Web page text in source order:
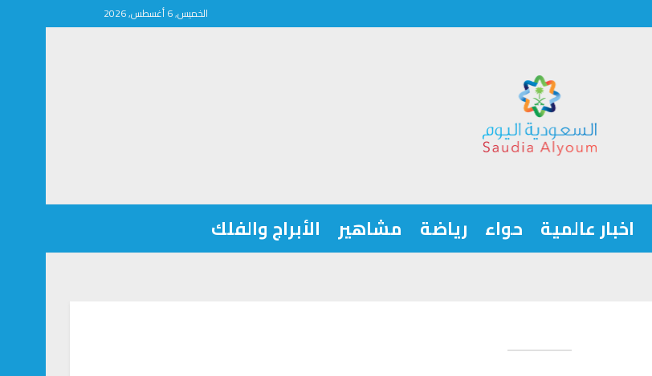
الخميس, 6 أغسطس, 2026
اخبار عالمية حواء رياضة مشاهير الأبراج والفلك